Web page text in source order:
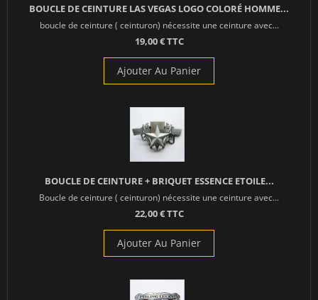
BOUCLE DE CEINTURE LAS VEGAS LOGO COLORÉ HOMME...
boucle de ceinture ( ceinturon) nécessite une ceinture avec...
19,00 € TTC
Ajouter Au Panier
BOUCLE DE CEINTURE + BRIQUET ESSENCE ETOILE...
Boucle de ceinture ( ceinturon) nécessite une ceinture avec...
22,00 € TTC
Ajouter Au Panier